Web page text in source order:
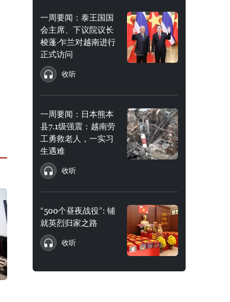
一周要闻：泰王国国
会主席、下议院议长
梭蓬·乍兰对越南进行
正式访问
收听
一周要闻：日本熊本
县7.1级强震：越南劳
工勇救老人，一实习
生遇难
收听
“500个昼夜战役”: 铺
就英烈归家之路
收听